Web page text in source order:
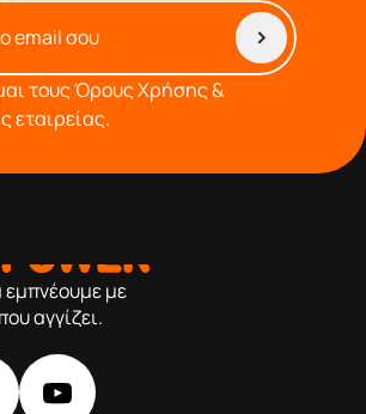
τουςΌρους Χρήσης &
εταιρείας.
εμπνέουμε με
αγγίζει.